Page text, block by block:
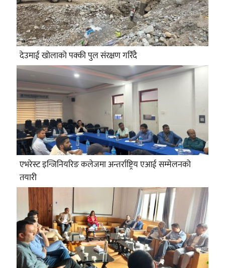
देउमाई खोलाको पक्की पुल संरक्षण गरिँदै
एभरेस्ट इन्जिनियरिङ कलेजमा अन्तर्राष्ट्रिय एआई सम्मेलनको
तयारी